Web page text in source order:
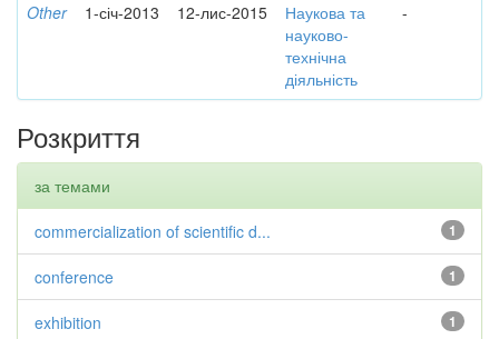
Other 1-січ-2013 12-лис-2015
Наукова та
науково-
технічна
діяльність
-
Розкриття
за темами
1
commercialization of scientific d...
1
conference
1
exhibition